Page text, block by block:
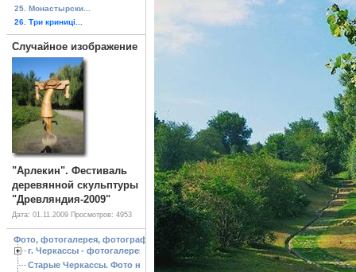
25. Монастырски...
26. Три криниці...
Случайное изображение
"Арлекин". Фестиваль
деревянной скульптуры
"Древляндия-2009"
Дата: 01.11.2009 Просмотров: 4953
Фото, фотогалерея, фотографии Черкассы, зоопарк, ландшафтный дизайн.
г. Черкассы - фотогалерея
Старые Черкассы. Фото начало ХХ ст.